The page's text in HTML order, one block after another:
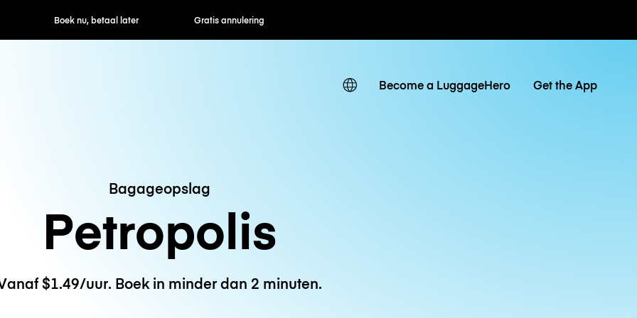
nu, betaal later Gratis annulering Uur- / dagtarieven
Become a LuggageHero Get the App
Bagageopslag
Petropolis
$1.49/uur. Boek in minder dan 2 minuten.